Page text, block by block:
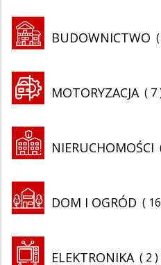
BUDOWNICTWO
MOTORYZACJA 7
NIERUCHOMOŚCI
DOM I OGRÓD 16
2
ELEKTRONIKA